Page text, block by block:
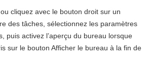
cliquez avec le bouton droit sur un
des tâches, sélectionnez les paramètres
puis activez l’aperçu du bureau lorsque
sur le bouton Afficher le bureau à la fin de